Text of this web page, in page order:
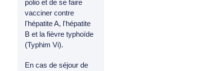
polio et de se faire
vacciner contre
l'hépatite A, l'hépatite
B et la fièvre typhoïde
(Typhim Vi).
En cas de séjour de